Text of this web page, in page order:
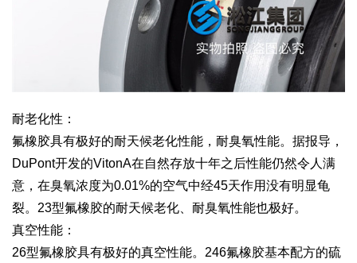
耐老化性：
氟橡胶具有极好的耐天候老化性能，耐臭氧性能。据报导，
DuPont开发的VitonA在自然存放十年之后性能仍然令人满
意，在臭氧浓度为0.01%的空气中经45天作用没有明显龟
裂。23型氟橡胶的耐天候老化、耐臭氧性能也极好。
真空性能：
26型氟橡胶具有极好的真空性能。246氟橡胶基本配方的硫